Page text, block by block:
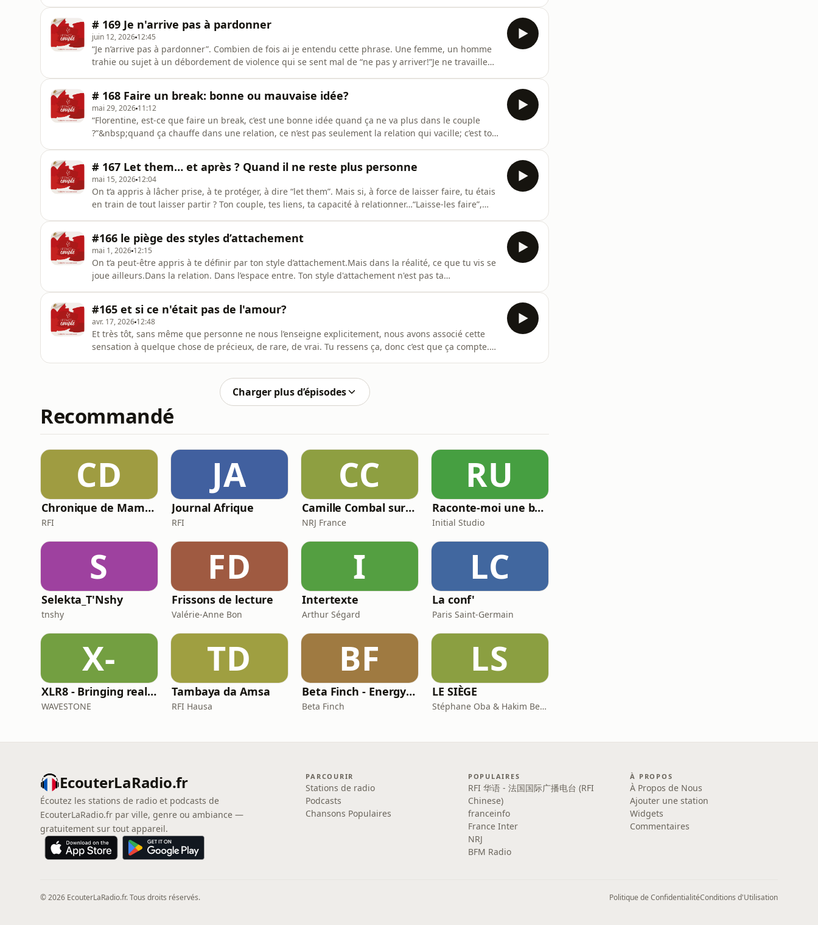
# 169 Je n'arrive pas à pardonner
juin 12, 2026 12:45
“Je n’arrive pas à pardonner”. Combien de fois ai je entendu cette phrase. Une femme, un homme
trahie ou sujet à un débordement de violence qui se sent mal de “ne pas y arriver!”Je ne travaille
couple. Hébergé pa
# 168 Faire un break: bonne ou mauvaise idée?
mai 29, 2026 11:12
“Florentine, est-ce que faire un break, c’est une bonne idée quand ça ne va plus dans le couple
?”&nbsp;quand ça chauffe dans une relation, ce n’est pas seulement la relation qui vacille; c’est ton
parce q
# 167 Let them… et après ? Quand il ne reste plus personne
mai 15, 2026 12:04
On t’a appris à lâcher prise, à te protéger, à dire “let them”. Mais si, à force de laisser faire, tu étais
en train de tout laisser partir ? Ton couple, tes liens, ta capacité à relationner…“Laisse-les faire”,
#166 le piège des styles d’attachement
mai 1, 2026 12:15
On t’a peut-être appris à te définir par ton style d’attachement.Mais dans la réalité, ce que tu vis se
joue ailleurs.Dans la relation. Dans l’espace entre. Ton style d'attachement n'est pas ta
par Acast.
#165 et si ce n'était pas de l'amour?
avr. 17, 2026 12:48
Et très tôt, sans même que personne ne nous l’enseigne explicitement, nous avons associé cette
sensation à quelque chose de précieux, de rare, de vrai. Tu ressens ça, donc c’est que ça compte.
Charger plus d’épisodes
Recommandé
CD
Chronique de Mamane
RFI
JA
Journal Afrique
RFI
CC
Camille Combal sur NRJ
NRJ France
RU
Raconte-moi une bêtise
Initial Studio
S
Selekta_T'Nshy
tnshy
FD
Frissons de lecture
Valérie-Anne Bon
I
Intertexte
Arthur Ségard
LC
La conf'
Paris Saint-Germain
X-
XLR8 - Bringing real-w orld learnings and experiences in Life Sciences
WAVESTONE
TD
Tambaya da Amsa
RFI Hausa
BF
Beta Finch - Energy & Utilities - FR
Beta Finch
LS
LE SIÈGE
Stéphane Oba & Hakim Benbadra
EcouterLaRadio.fr
Écoutez les stations de radio et podcasts de
EcouterLaRadio.fr par ville, genre ou ambiance —
gratuitement sur tout appareil.
PARCOURIR
Stations de radio
Podcasts
Chansons Populaires
POPULAIRES
RFI 华语 - 法国国际广播电台 (RFI
Chinese)
franceinfo
France Inter
NRJ
BFM Radio
À PROPOS
À Propos de Nous
Ajouter une station
Widgets
Commentaires
© 2026 EcouterLaRadio.fr. Tous droits réservés. Politique de ConfidentialitéConditions d'Utilisation